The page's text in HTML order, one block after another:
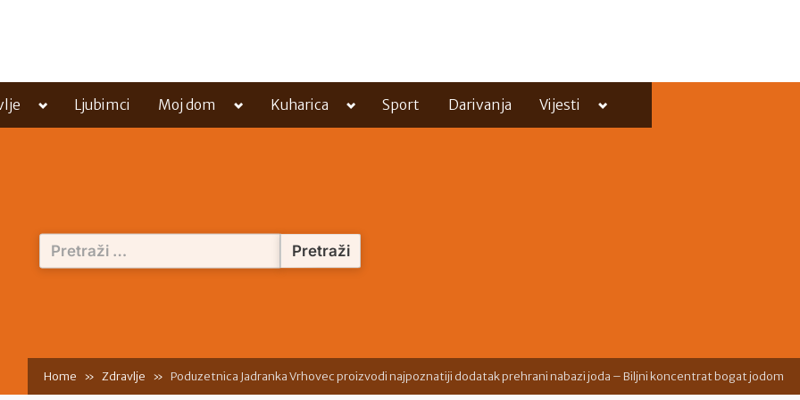
Toggle
menu
Ljubimci Moj dom
Toggle
menu
Kuharica
Toggle
menu
Sport Darivanja Vijesti
Toggle
menu
Pretraži:
Home Zdravlje Poduzetnica Jadranka Vrhovec proizvodi najpoznatiji dodatak prehrani nabazi joda – Biljni koncentrat bogat jodom